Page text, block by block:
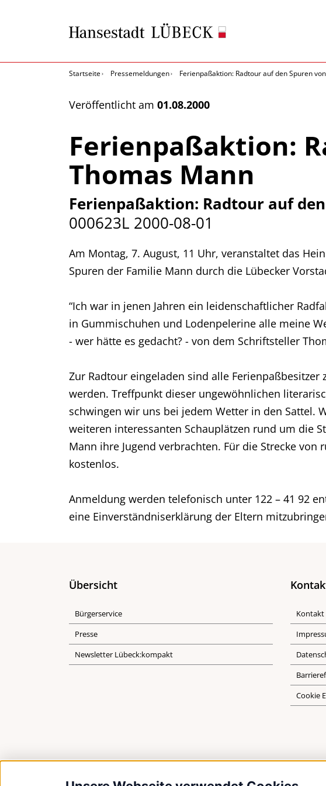
Startseite Pressemeldungen Ferienpaßaktion: Radtour auf den Spuren
Veröffentlicht am 01.08.2000
Ferienpaßaktion:
Thomas Mann
Ferienpaßaktion: Radtour auf
000623L 2000-08-01
Am Montag, 7. August, 11 Uhr, veranstaltet das
Spuren der Familie Mann durch die Lübecker
“Ich war in jenen Jahren ein leidenschaftlicher
in Gummischuhen und Lodenpelerine alle meine
- wer hätte es gedacht? - von dem Schriftsteller
Zur Radtour eingeladen sind alle
werden. Treffpunkt dieser ungewöhnlichen
schwingen wir uns bei jedem Wetter in den Sattel.
weiteren interessanten Schauplätzen rund um die
Mann ihre Jugend verbrachten. Für die Strecke
kostenlos.
Anmeldung werden telefonisch unter 122 – 41 92
eine Einverständniserklärung der Eltern
Übersicht
Bürgerservice
Presse
Newsletter Lübeck:kompakt
Kontakt
Cookie